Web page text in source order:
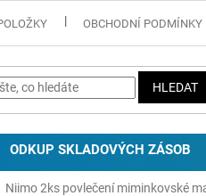
OBCHODNÍ PODMÍNKY
HLEDAT
ODKUP SKLADOVÝCH ZÁSOB
Niimo 2ks povlečení miminkovské